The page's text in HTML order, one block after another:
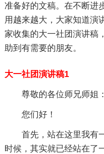
准备好的文稿。在不断进
用越来越大，大家知道演
家收集的大一社团演讲稿
助到有需要的朋友。
大一社团演讲稿1
尊敬的各位师兄师姐：
您们好！
首先，站在这里我有
时候，其实就已经站在了